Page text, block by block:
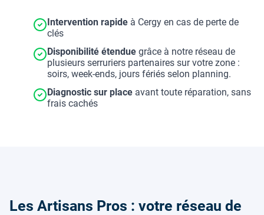
Intervention rapide à Cergy en cas de perte de
clés
Disponibilité étendue grâce à notre réseau de
plusieurs serruriers partenaires sur votre zone :
soirs, week-ends, jours fériés selon planning.
Diagnostic sur place avant toute réparation, sans
frais cachés
Les Artisans Pros : votre réseau de